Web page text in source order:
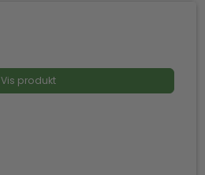
Vis produkt